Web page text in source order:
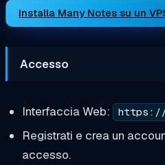
Installa Many Notes su un
Accesso
Interfaccia Web: https://
Registrati e crea un
accesso.